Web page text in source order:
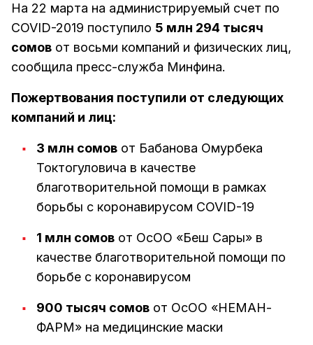
На 22 марта на администрируемый счет по
COVID-2019 поступило 5 млн 294 тысяч
сомов от восьми компаний и физических лиц,
сообщила пресс-служба Минфина.
Пожертвования поступили от следующих
компаний и лиц:
3 млн сомов от Бабанова Омурбека
Токтогуловича в качестве
благотворительной помощи в рамках
борьбы с коронавирусом COVID-19
1 млн сомов от ОсОО «Беш Сары» в
качестве благотворительной помощи по
борьбе с коронавирусом
900 тысяч сомов от ОсОО «НЕМАН-
ФАРМ» на медицинские маски